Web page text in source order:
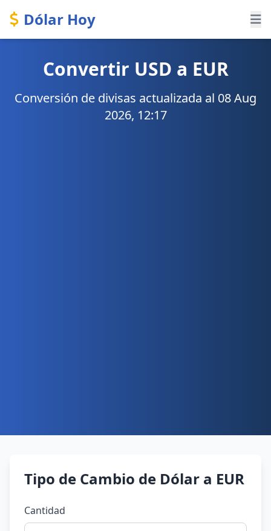
Dólar Hoy
Convertir USD a EUR
Conversión de divisas actualizada al 08 Aug
2026, 12:17
Tipo de Cambio de Dólar a EUR
Cantidad